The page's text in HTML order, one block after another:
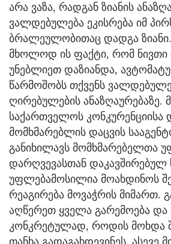
არა ვაზა, რადგან ზიანის
ვალდებულება ეკისრება იმ
ბრალეულობითაც დადგა ზიანი.
მხოლოდ ის ფაქტი, რომ ნივთი
უნებლიეთ დაზიანდა,
წარმოშობს თქვენს
ღირებულების ანაზღაურებაზე.
საქართველოს კონკურენციისა
მომხმარებლის დაცვის
განიხილავს მომხმარებელთა
დარღვევასთან დაკავშირებულ
უფლებამოსილია მოახდინოს
რეაგირება მოვაჭრის მიმართ.
აღწერეთ ყველა გარემოება და
კონკრეტულად, როდის მოხდა
თანხა გადაგახდევინეს, ასევე